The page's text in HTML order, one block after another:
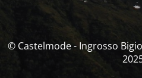
© Castelmode - Ingrosso